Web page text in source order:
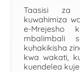
Taasisi za
kuwahimiza
e-Mrejesho
mbalimbali
kuhakikisha
kwa wakati,
kuendelea